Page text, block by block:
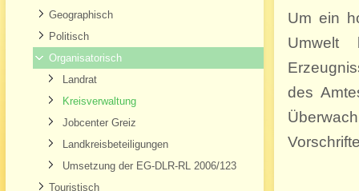
Geographisch
Politisch
Organisatorisch
Landrat
Kreisverwaltung
Jobcenter Greiz
Landkreisbeteiligungen
Umsetzung der EG-DLR-RL 2006/123
Touristisch
Um ein
Umwelt
des